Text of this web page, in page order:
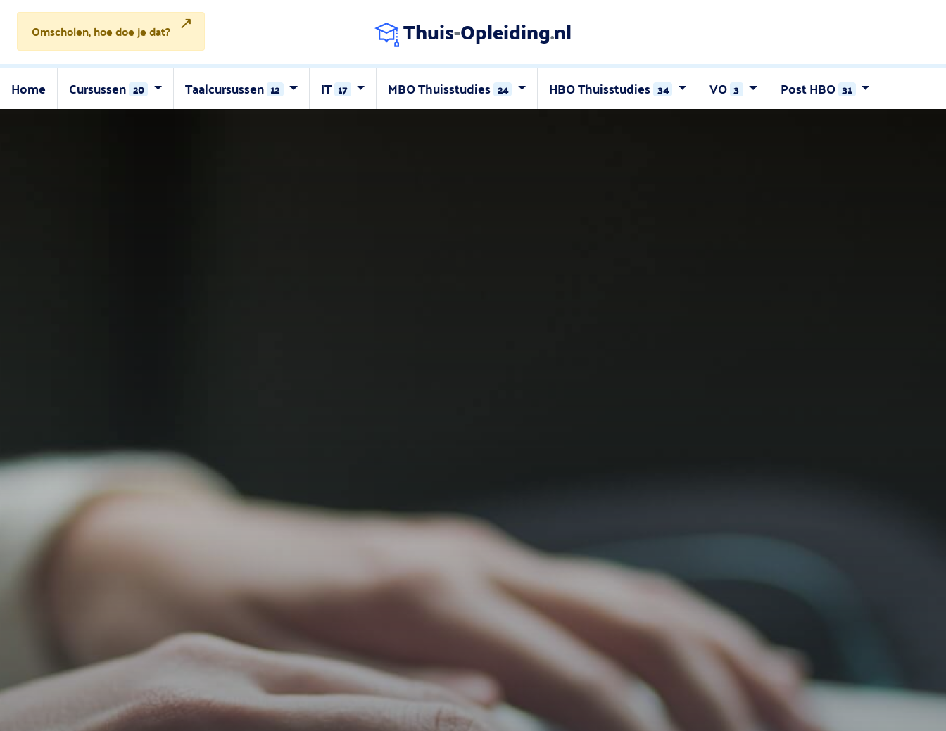
Omscholen, hoe doe je dat? ↗ Thuis-Opleiding.nl
Home Cursussen 20 Taalcursussen 12 IT 17 MBO Thuisstudies 24 HBO Thuisstudies 34 VO 3 Post HBO 31